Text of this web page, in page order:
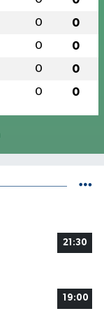
0 0
0 0
0 0
0 0
21:30
19:00